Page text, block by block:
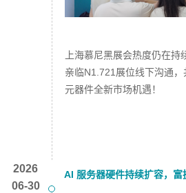
上海慕尼黑展会热度仍在
亲临N1.721展位线下沟通
元器件全新市场机遇！
2026
06-30
AI 服务器硬件持续扩容，富